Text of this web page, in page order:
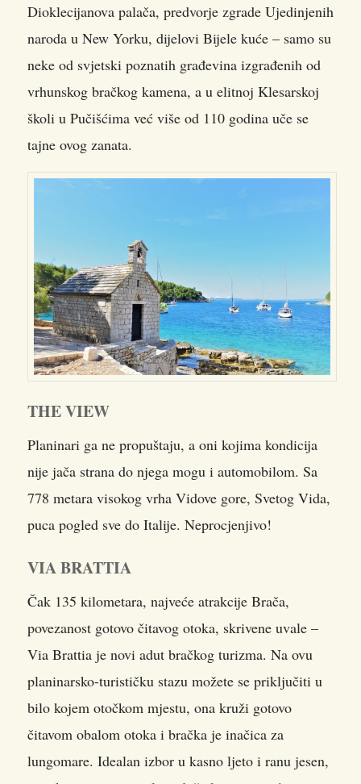
Dioklecijanova palača, predvorje zgrade Ujedinjenih
naroda u New Yorku, dijelovi Bijele kuće – samo su
neke od svjetski poznatih građevina izgrađenih od
vrhunskog bračkog kamena, a u elitnoj Klesarskoj
školi u Pučišćima već više od 110 godina uče se
tajne ovog zanata.
THE VIEW
Planinari ga ne propuštaju, a oni kojima kondicija
nije jača strana do njega mogu i automobilom. Sa
778 metara visokog vrha Vidove gore, Svetog Vida,
puca pogled sve do Italije. Neprocjenjivo!
VIA BRATTIA
Čak 135 kilometara, najveće atrakcije Brača,
povezanost gotovo čitavog otoka, skrivene uvale –
Via Brattia je novi adut bračkog turizma. Na ovu
planinarsko-turističku stazu možete se priključiti u
bilo kojem otočkom mjestu, ona kruži gotovo
čitavom obalom otoka i bračka je inačica za
lungomare. Idealan izbor u kasno ljeto i ranu jesen,